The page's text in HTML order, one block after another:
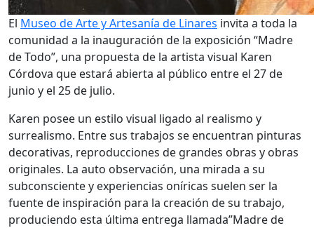
El Museo de Arte y Artesanía de Linares invita a toda la
comunidad a la inauguración de la exposición “Madre
de Todo”, una propuesta de la artista visual Karen
Córdova que estará abierta al público entre el 27 de
junio y el 25 de julio.
Karen posee un estilo visual ligado al realismo y
surrealismo. Entre sus trabajos se encuentran pinturas
decorativas, reproducciones de grandes obras y obras
originales. La auto observación, una mirada a su
subconsciente y experiencias oníricas suelen ser la
fuente de inspiración para la creación de su trabajo,
produciendo esta última entrega llamada”Madre de